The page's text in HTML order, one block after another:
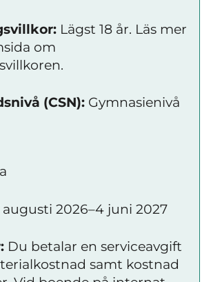
Lägst 18 år. Läs mer
om
(CSN): Gymnasienivå
augusti 2026–4 juni 2027
Du betalar en serviceavgift
samt kostnad